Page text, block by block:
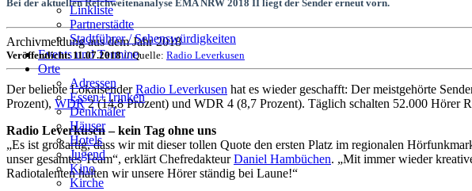
Linkliste
Partnerstädte
Stadtführer / Sehenswürdigkeiten
Stadtplan
Stadtteile
Sport
Who is who
Wohnen
Events und Termine
Orte
Adressen
Essen+Trinken
Denkmäler
Häuser
Hotels
Jugend
Kino
Kirche
Bei der aktuellen Reichweitenanalyse EMA NRW 2018 II liegt der Sender erneut vorn.
Archivmeldung aus dem Jahr 2018
Veröffentlicht: 11.07.2018// Quelle: Radio Leverkusen
Der beliebte LokalsenderRadio Leverkusen hat es wieder geschafft: Der meistgehörte
Prozent), WDR2 (14,8 Prozent) und WDR 4 (8,7 Prozent). Täglich schalten 52.000 Hörer
Radio Leverkusen – kein Tag ohne uns
„Es ist großartig, dass wir mit dieser tollen Quote den ersten Platz im regionalen
unser gesamtes Team“, erklärt ChefredakteurDaniel Hambüchen. „Mit immer wieder
Radiotalenten halten wir unsere Hörer ständig bei Laune!“